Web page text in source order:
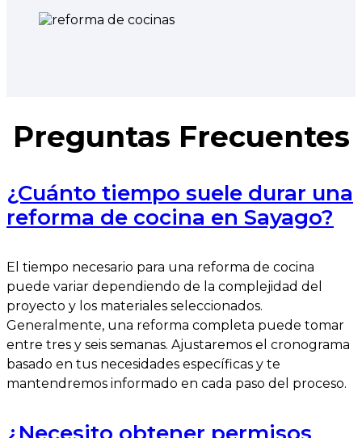
Preguntas Frecuentes
¿Cuánto tiempo suele durar una
reforma de cocina en Sayago?
El tiempo necesario para una reforma de cocina
puede variar dependiendo de la complejidad del
proyecto y los materiales seleccionados.
Generalmente, una reforma completa puede tomar
entre tres y seis semanas. Ajustaremos el cronograma
basado en tus necesidades específicas y te
mantendremos informado en cada paso del proceso.